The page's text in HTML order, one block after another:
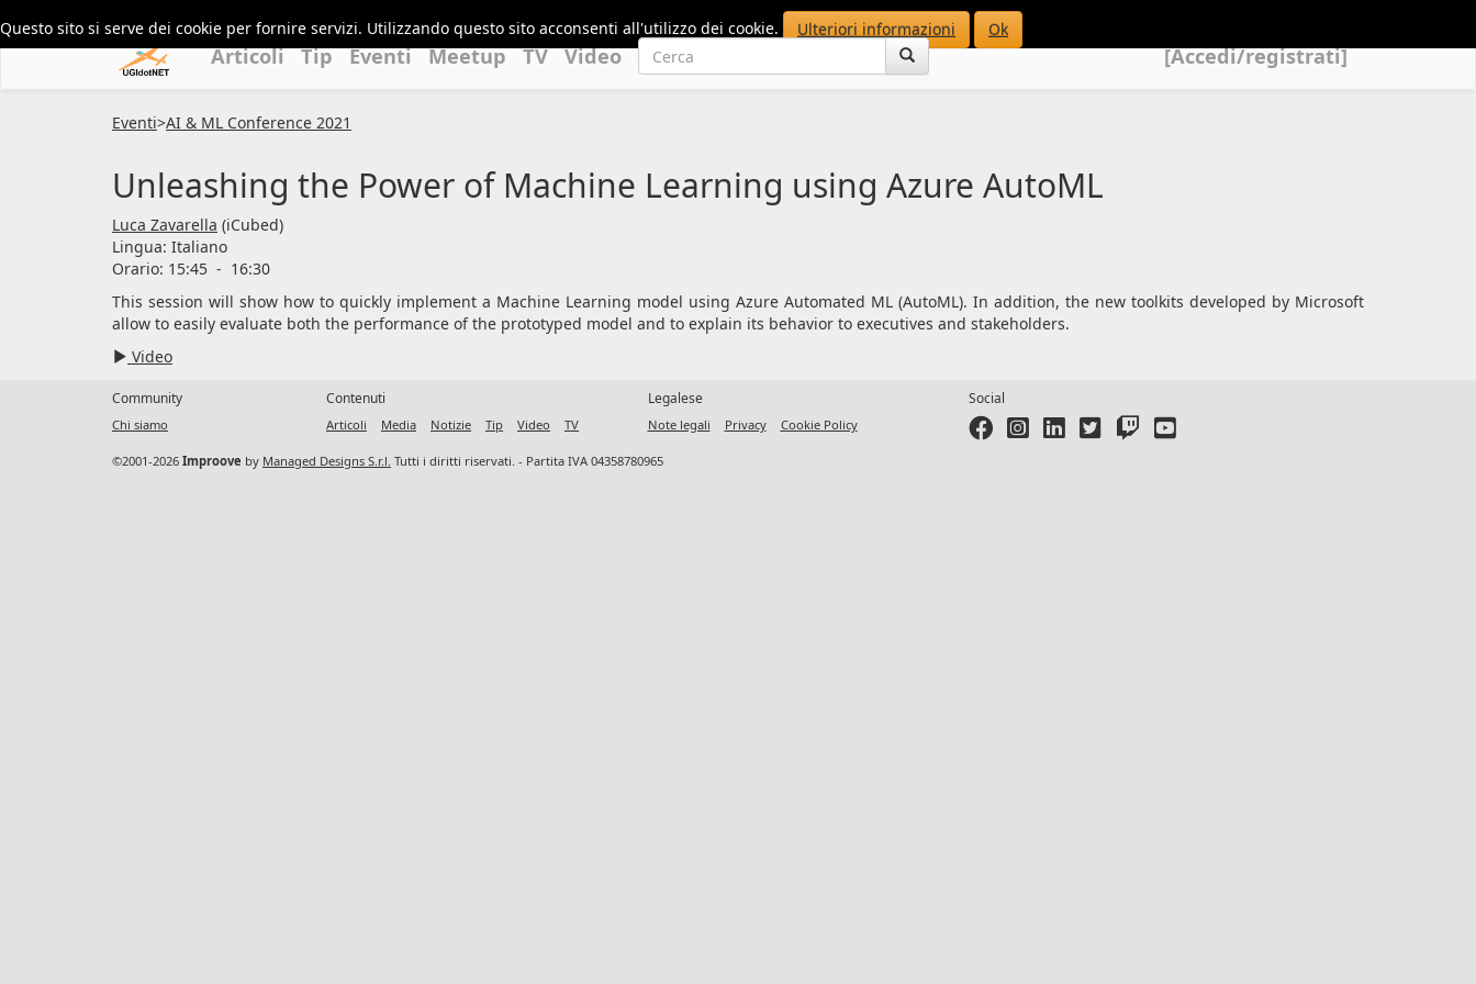
Questo sito si serve dei cookie per fornire servizi. Utilizzando questo sito acconsenti all'utilizzo dei cookie. Ulteriori informazioni Ok
Articoli Tip Eventi Meetup TV Video [Accedi/registrati]
Eventi>AI & ML Conference 2021
Unleashing the Power of Machine Learning using Azure AutoML
Luca Zavarella (iCubed)
Lingua: Italiano
Orario: 15:45 - 16:30
This session will show how to quickly implement a Machine Learning model using Azure Automated ML (AutoML). In addition, the new toolkits developed by Microsoft
allow to easily evaluate both the performance of the prototyped model and to explain its behavior to executives and stakeholders.
Video
Community
Chi siamo
Contenuti
Articoli Media Notizie Tip Video TV
Legalese
Note legali Privacy Cookie Policy
Social
©2001-2026 Improove by Managed Designs S.r.l. Tutti i diritti riservati. - Partita IVA 04358780965